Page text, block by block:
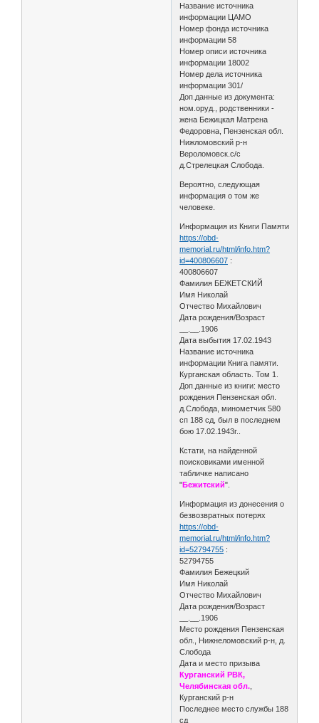
Название источника
информации ЦАМО
Номер фонда источника
информации 58
Номер описи источника
информации 18002
Номер дела источника
информации 301/
Доп.данные из документа:
ном.оруд., родственники -
жена Бежицкая Матрена
Федоровна, Пензенская обл.
Нижломовский р-н
Вероломовск.с/с
д.Стрелецкая Слобода.
Вероятно, следующая
информация о том же
человеке.
Информация из Книги Памяти
https://obd-
memorial.ru/html/info.htm?
id=400806607 :
400806607
Фамилия БЕЖЕТСКИЙ
Имя Николай
Отчество Михайлович
Дата рождения/Возраст
__.__.1906
Дата выбытия 17.02.1943
Название источника
информации Книга памяти.
Курганская область. Том 1.
Доп.данные из книги: место
рождения Пензенская обл.
д.Слобода, минометчик 580
сп 188 сд, был в последнем
бою 17.02.1943г..
Кстати, на найденной
поисковиками именной
табличке написано
"Бежитский".
Информация из донесения о
безвозвратных потерях
https://obd-
memorial.ru/html/info.htm?
id=52794755 :
52794755
Фамилия Бежецкий
Имя Николай
Отчество Михайлович
Дата рождения/Возраст
__.__.1906
Место рождения Пензенская
обл., Нижнеломовский р-н, д.
Слобода
Дата и место призыва
Курганский РВК,
Челябинская обл.
Курганский р-н
Последнее место службы 188
сд